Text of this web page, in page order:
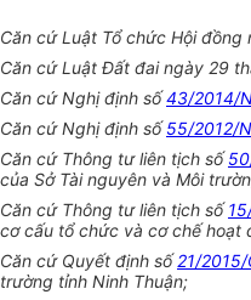
Căn cứ Luật Tổ chức Hội
Căn cứ Luật Đất đai ngày 29
Căn cứ Nghị định số43/2014/
Căn cứ Nghị định số55/2012/
Căn cứ Thông tư liên tịch số
của Sở Tài nguyên và Môi
Căn cứ Thông tư liên tịch số
cơ cấu tổ chức và cơ chế hoạt
Căn cứ Quyết định số21/
trường tỉnh Ninh Thuận;